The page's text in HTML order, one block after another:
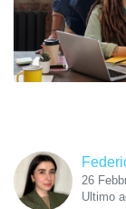
26
Ultimo